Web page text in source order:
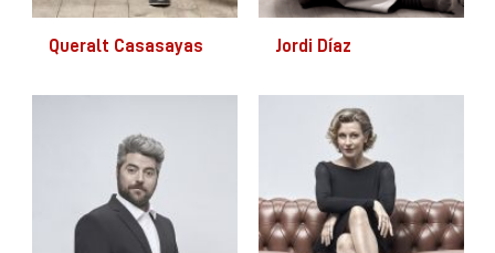
Queralt Casasayas Jordi Díaz